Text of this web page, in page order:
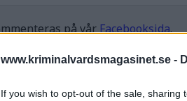
www.kriminalvardsmagasinet.se -
If you wish to opt-out of the sale,
på vårFacebooksida.